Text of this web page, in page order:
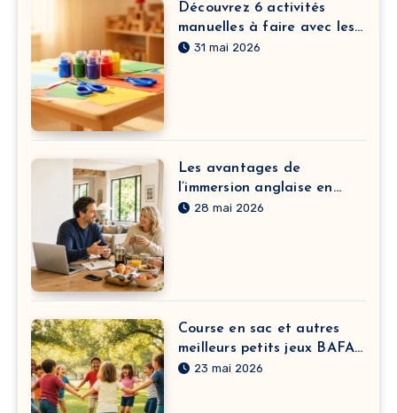
Découvrez 6 activités
manuelles à faire avec les
enfants à la crèche pour
31 mai 2026
Les avantages de
l’immersion anglaise en
France pour adulte
28 mai 2026
Course en sac et autres
meilleurs petits jeux BAFA
à pratiquer sans matériel
23 mai 2026